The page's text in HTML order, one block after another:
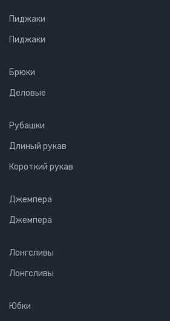
Пиджаки
Пиджаки
Брюки
Деловые
Рубашки
Длиный рукав
Короткий рукав
Джемпера
Джемпера
Лонгсливы
Лонгсливы
Юбки